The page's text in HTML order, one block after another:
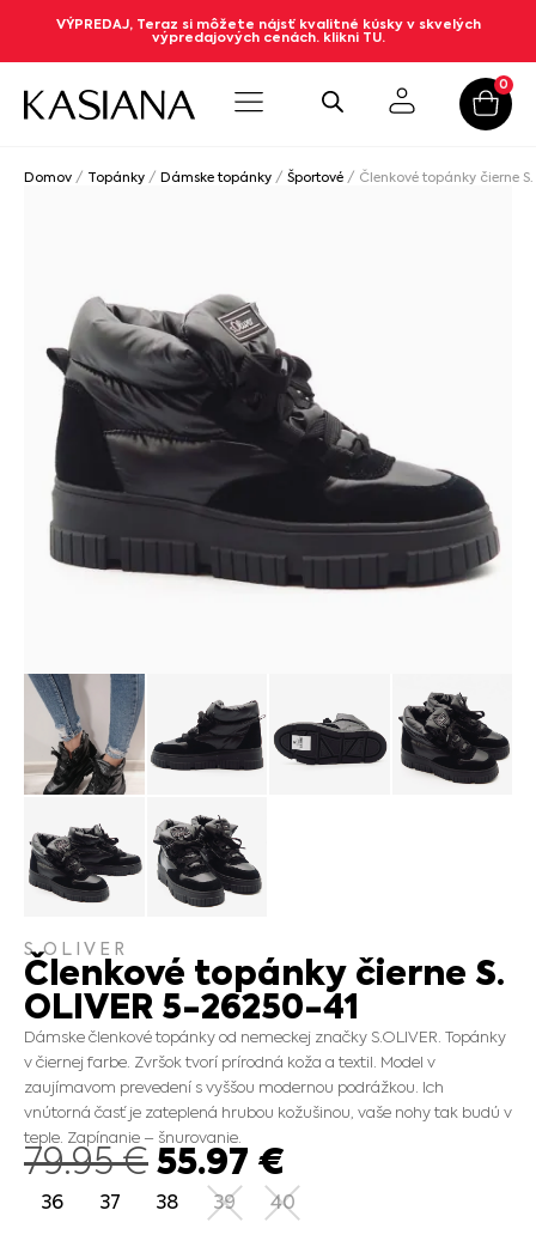
VÝPREDAJ, Teraz si môžete nájsť kvalitné kúsky v skvelých
výpredajových cenách. klikni TU.
0
Domov / Topánky / Dámske topánky / Športové / Členkové topánky čierne S.
S.OLIVER
Členkové topánky čierne S.
OLIVER 5-26250-41
Dámske členkové topánky od nemeckej značky S.OLIVER. Topánky
v čiernej farbe. Zvršok tvorí prírodná koža a textil. Model v
zaujímavom prevedení s vyššou modernou podrážkou. Ich
vnútorná časť je zateplená hrubou kožušinou, vaše nohy tak budú v
teple. Zapínanie – šnurovanie.
79.95€55.97 €
36 37 38 39 40